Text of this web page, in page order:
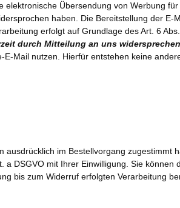
Übersendung von Werbung
haben. Die Bereitstellung der E-
erfolgt auf Grundlage des Art. 6
durch Mitteilung an uns
Mail nutzen. Hierfür entstehen keine
im Bestellvorgang zugestimmt
DSGVO mit Ihrer Einwilligung. Sie können
bis zum Widerruf erfolgten Verarbeitung